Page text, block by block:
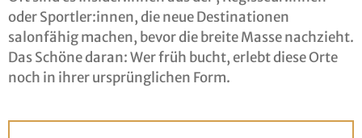
oder Sportler:innen, die neue Destinationen
salonfähig machen, bevor die breite Masse nachzieht.
Das Schöne daran: Wer früh bucht, erlebt diese Orte
noch in ihrer ursprünglichen Form.